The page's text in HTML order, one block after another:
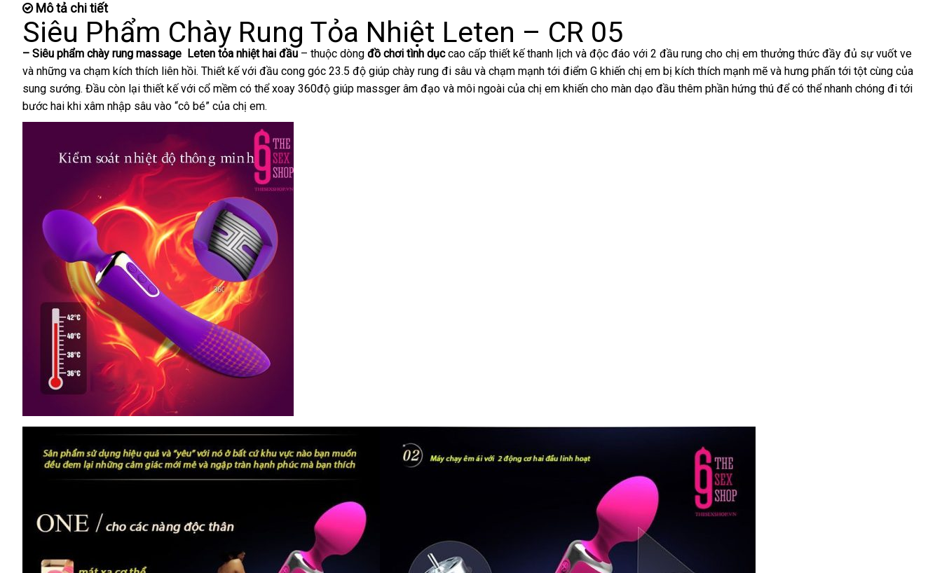
Mô tả chi tiết
Siêu Phẩm Chày Rung Tỏa Nhiệt Leten – CR 05
– Siêu phẩm chày rung massage Leten tỏa nhiệt hai đầu – thuộc dòng đồ chơi tình dụccao cấp thiết kế thanh lịch giá
sỉ
và độc đáo mới
nhất
với 2 đầu rung cho chị em thưởng thức đầy đủ sự vuốt ve
và địa
chỉ
những va chạm kích thích liên hồicó
nên
mua
. Thiết kếkhuyến
mãi
với đầu cong góc 23.5 độ giúp chày rung đi sâu Trung
Quốc
và chạm mạnh tới điểm G khiến chị em bị kích thích mạnh mẽ nhập
khẩu
và hưng phấn tới tột cùng đổi
trả
của
sung sướngMỹ
. Đầu còn lại thiết kếamazon
với cổ mềm xuất
khẩu
có thể xoay 360độ giúp massger âm đạo lấy
và môi ngoài bình
của chị em khiến cho màn dạo đầu thêm phần hứng thú bảng
đểkhuyến
có thể nhanh chóng đi tới
bước hai khi xâm nhập sâu vào “cô bé” showroom
của chị em.